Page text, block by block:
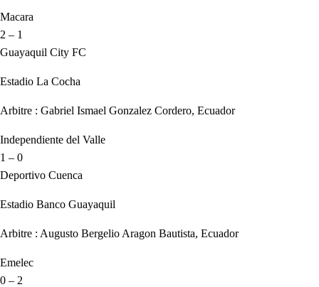
Macara
2 – 1
Guayaquil City FC
Estadio La Cocha
Arbitre : Gabriel Ismael Gonzalez Cordero, Ecuador
Independiente del Valle
1 – 0
Deportivo Cuenca
Estadio Banco Guayaquil
Arbitre : Augusto Bergelio Aragon Bautista, Ecuador
Emelec
0 – 2